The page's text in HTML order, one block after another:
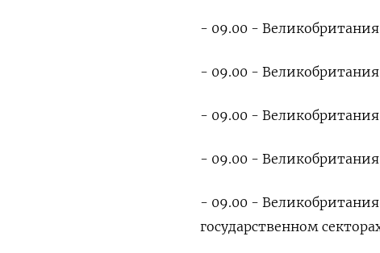
- 09.00 -
- 09.00 -
- 09.00 -
- 09.00 -
- 09.00 -
государственном